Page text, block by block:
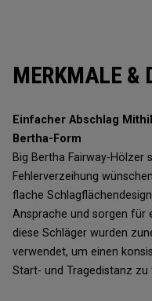
MERKMALE &
Einfacher Abschlag
Bertha-Form
Big Bertha Fairway-Hölzer
Fehlerverzeihung
flache
Ansprache und sorgen für
diese Schläger wurden
verwendet, um einen
Start- und Tragedistanz zu